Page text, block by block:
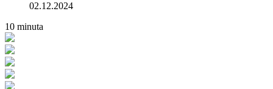
02.12.2024
10 minuta